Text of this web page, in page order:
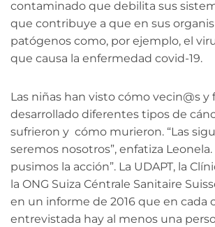
contaminado que debilita sus
que contribuye a que en sus
patógenos como, por ejemplo, el
que causa la enfermedad covid-19.
Las niñas han visto cómo vecin@s y
desarrollado diferentes tipos de
sufrieron y cómo murieron. “Las
seremos nosotros”, enfatiza Leonela.
pusimos la acción”. La UDAPT, la
la ONG Suiza Céntrale Sanitaire
en un informe de 2016 que en cada
entrevistada hay al menos una